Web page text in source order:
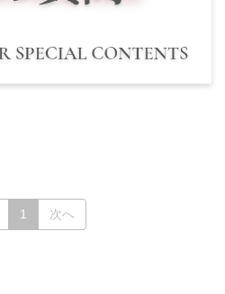
1 (current)
次へ